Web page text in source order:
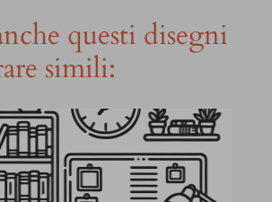
questi disegni
simili: